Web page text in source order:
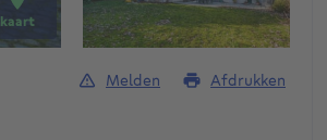
kaart
Melden Afdrukken